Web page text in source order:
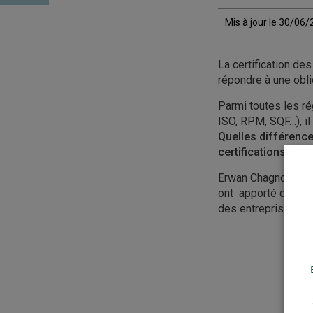
Mis à jour le 30/06/
La certification
répondre à une
Parmi toutes les
ISO, RPM, SQF…),
Quelles
certifications à
Erwan Chagnot,
ont apporté des
des entreprises